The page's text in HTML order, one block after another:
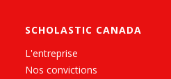
SCHOLASTIC CANADA
L'entreprise
Nos convictions